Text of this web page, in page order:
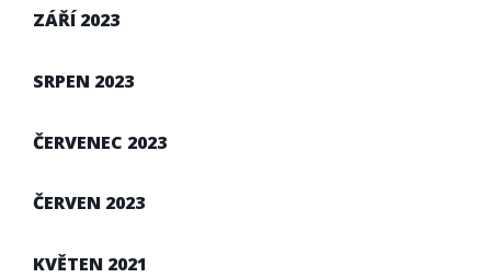
ZÁŘÍ 2023
SRPEN 2023
ČERVENEC 2023
ČERVEN 2023
KVĚTEN 2021